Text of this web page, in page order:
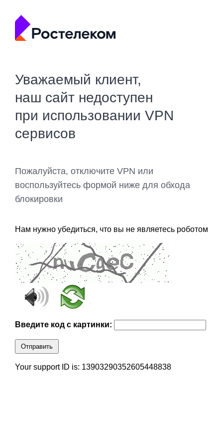
Уважаемый клиент,
наш сайт недоступен
при использовании VPN
сервисов
Пожалуйста, отключите VPN или
воспользуйтесь формой ниже для обхода
блокировки
Нам нужно убедиться, что вы не являетесь роботом
Введите код с картинки:
Отправить
Your support ID is: 13903290352605448838